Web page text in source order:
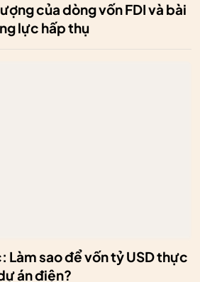
của dòng vốn FDI và bài
lực hấp thụ
Làm sao để vốn tỷ USD thực
án điện?